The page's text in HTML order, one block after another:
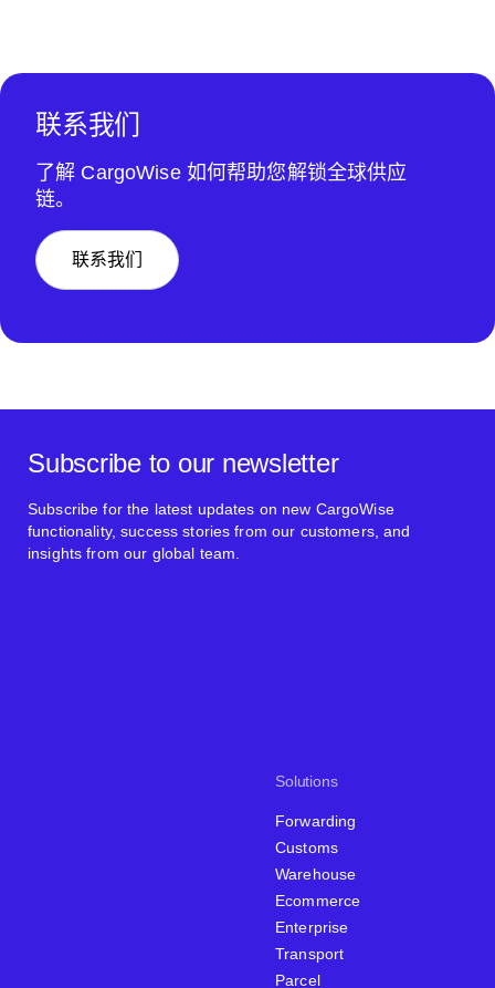
联系我们
了解 CargoWise 如何帮助您解锁全球供应
链。
联系我们
Solutions
Forwarding
Customs
Warehouse
Ecommerce
Enterprise
Transport
Parcel
Subscribe to our newsletter
Subscribe for the latest updates on new CargoWise
functionality, success stories from our customers, and
insights from our global team.